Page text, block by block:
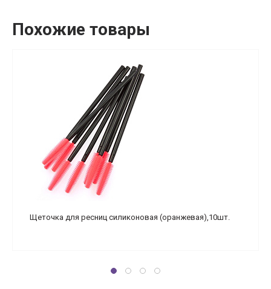
Похожие товары
Щеточка для ресниц силиконовая (оранжевая),10шт.